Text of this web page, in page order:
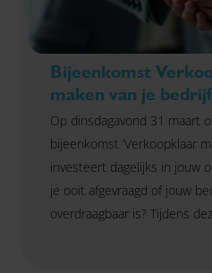
Bijeenkomst
maken van je bedrijf
Op dinsdagavond 31 maart
bijeenkomst ‘Verkoopklaar
investeert dagelijks in jouw
je ooit afgevraagd of jouw
overdraagbaar is? Tijdens
bijeenkomst ontdek je hoe